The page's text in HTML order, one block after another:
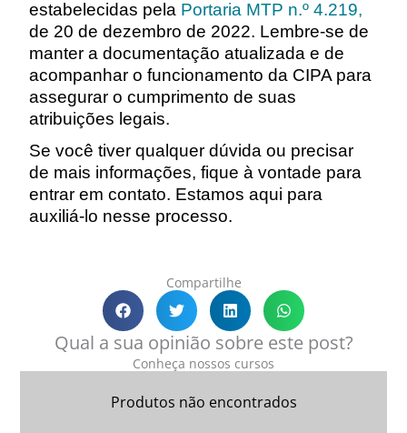
estabelecidas pela Portaria MTP n.º 4.219,
de 20 de dezembro de 2022. Lembre-se de
manter a documentação atualizada e de
acompanhar o funcionamento da CIPA para
assegurar o cumprimento de suas
atribuições legais.
Se você tiver qualquer dúvida ou precisar
de mais informações, fique à vontade para
entrar em contato. Estamos aqui para
auxiliá-lo nesse processo.
Compartilhe
Qual a sua opinião sobre este post?
Conheça nossos cursos
Produtos não encontrados